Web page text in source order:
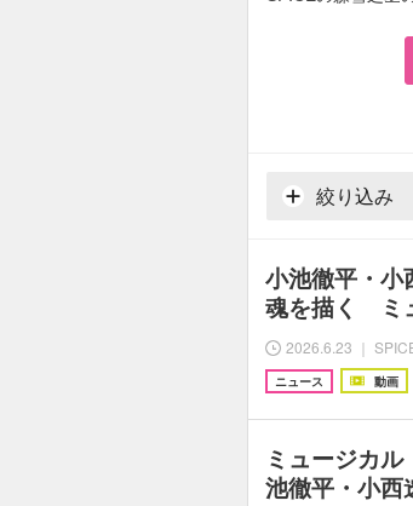
絞り込み
小池徹平・小
魂を描く ミ
2026.6.23 ｜
ニュース 動画
ミュージカ
池徹平・小